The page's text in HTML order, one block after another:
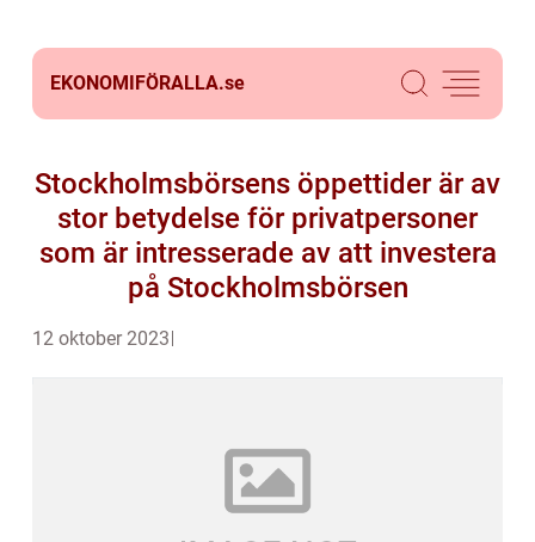
EKONOMIFÖRALLA.se
Stockholmsbörsens öppettider är av
stor betydelse för privatpersoner
som är intresserade av att investera
på Stockholmsbörsen
12 oktober 2023